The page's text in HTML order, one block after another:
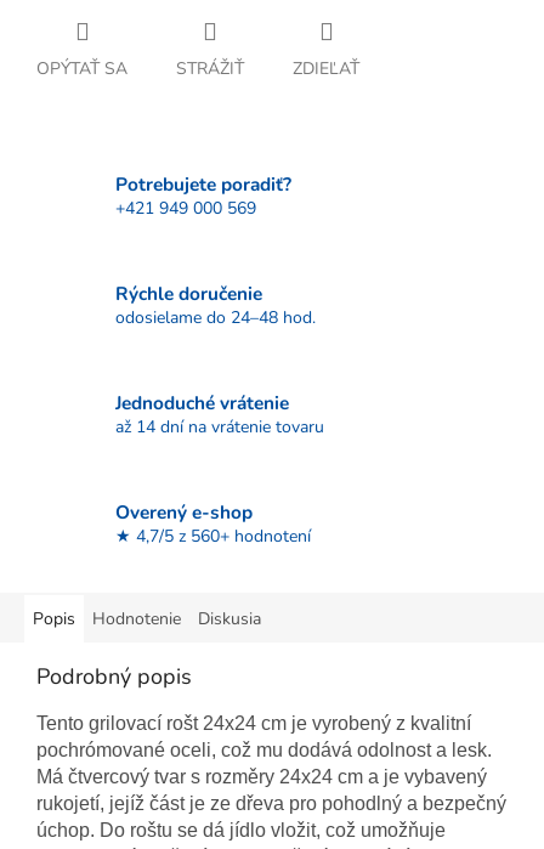
OPÝTAŤ SA STRÁŽIŤ ZDIEĽAŤ
Potrebujete poradiť?
+421 949 000 569
Rýchle doručenie
odosielame do 24–48 hod.
Jednoduché vrátenie
až 14 dní na vrátenie tovaru
Overený e-shop
★ 4,7/5 z 560+ hodnotení
Popis Hodnotenie Diskusia
Podrobný popis
Tento grilovací rošt 24x24 cm je vyrobený z kvalitní
pochrómované oceli, což mu dodává odolnost a lesk.
Má čtvercový tvar s rozměry 24x24 cm a je vybavený
rukojetí, jejíž část je ze dřeva pro pohodlný a bezpečný
úchop. Do roštu se dá jídlo vložit, což umožňuje